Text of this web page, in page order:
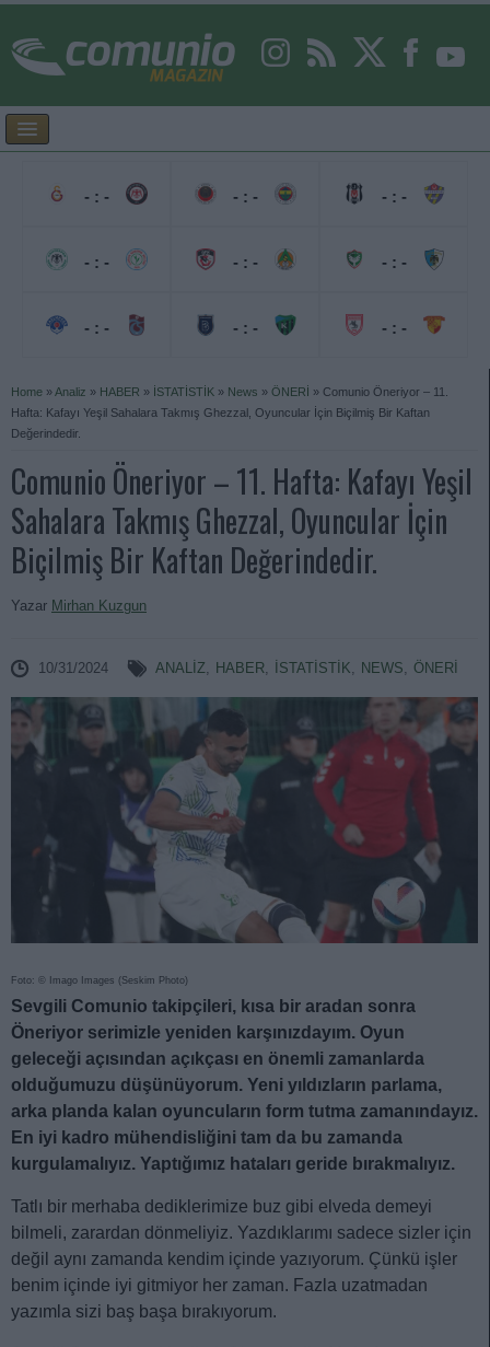
- : -
- : -
- : -
- : -
- : -
- : -
- : -
- : -
- : -
Home »Analiz » HABER » İSTATİSTİK » News » ÖNERİ » Comunio Öneriyor – 11.
Hafta: Kafayı Yeşil Sahalara Takmış Ghezzal, Oyuncular İçin Biçilmiş Bir Kaftan
Değerindedir.
Comunio Öneriyor – 11. Hafta: Kafayı Yeşil
Sahalara Takmış Ghezzal, Oyuncular İçin
Biçilmiş Bir Kaftan Değerindedir.
Yazar Mirhan Kuzgun
10/31/2024 ANALIZ, HABER, İSTATİSTİK, NEWS, ÖNERİ
Foto: © Imago Images (Seskim Photo)
Sevgili Comunio takipçileri, kısa bir aradan sonra
Öneriyor serimizle yeniden karşınızdayım. Oyun
geleceği açısından açıkçası en önemli zamanlarda
olduğumuzu düşünüyorum. Yeni yıldızların parlama,
arka planda kalan oyuncuların form tutma zamanındayız.
En iyi kadro mühendisliğini tam da bu zamanda
kurgulamalıyız. Yaptığımız hataları geride bırakmalıyız.
Tatlı bir merhaba dediklerimize buz gibi elveda demeyi
bilmeli, zarardan dönmeliyiz. Yazdıklarımı sadece sizler için
değil aynı zamanda kendim içinde yazıyorum. Çünkü işler
benim içinde iyi gitmiyor her zaman. Fazla uzatmadan
yazımla sizi baş başa bırakıyorum.